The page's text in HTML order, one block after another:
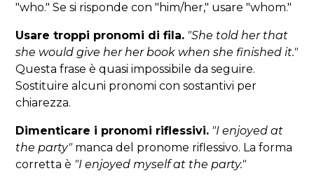
"who." Se si risponde con "him/her," usare "whom."
Usare troppi pronomi di fila. "She told her that
she would give her her book when she finished it."
Questa frase è quasi impossibile da seguire.
Sostituire alcuni pronomi con sostantivi per
chiarezza.
Dimenticare i pronomi riflessivi. "I enjoyed at
the party"manca del pronome riflessivo. La forma
corretta è "I enjoyed myself at the party."